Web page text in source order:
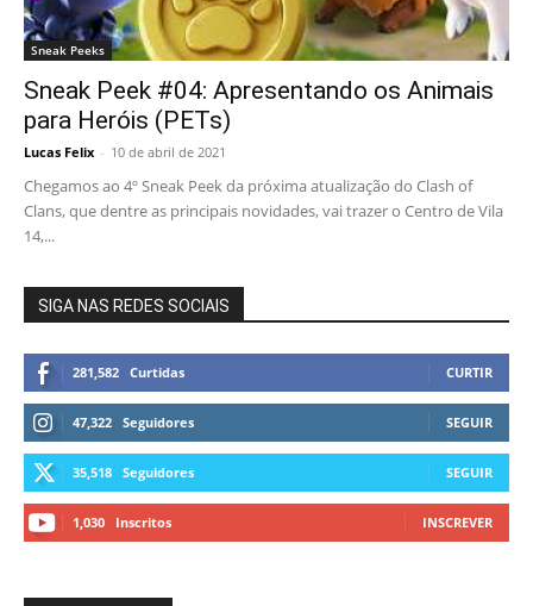
Sneak Peeks
Sneak Peek #04: Apresentando os Animais
para Heróis (PETs)
Lucas Felix - 10 de abril de 2021
Chegamos ao 4º Sneak Peek da próxima atualização do Clash of
Clans, que dentre as principais novidades, vai trazer o Centro de Vila
14,...
SIGA NAS REDES SOCIAIS
281,582 Curtidas CURTIR
47,322 Seguidores SEGUIR
35,518 Seguidores SEGUIR
1,030 Inscritos INSCREVER